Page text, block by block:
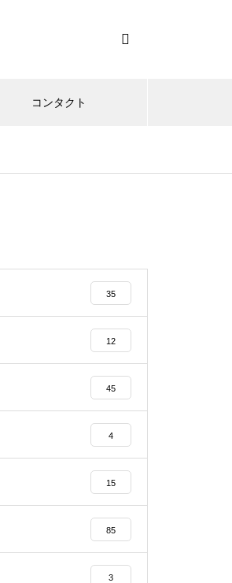
コンタクト
35
12
45
4
15
85
3